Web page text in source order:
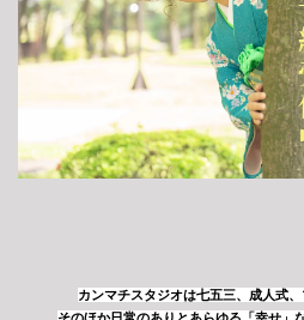
カンマチスタジオは七五三、成人式